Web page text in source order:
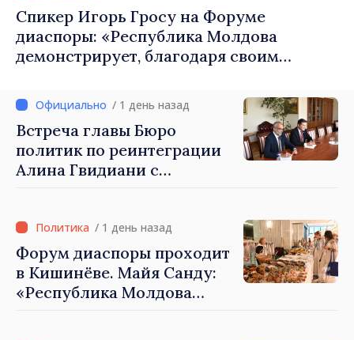
Спикер Игорь Гросу на Форуме
диаспоры: «Республика Молдова
демонстрирует, благодаря своим
заслуживает стать частью большой
европейской семьи»
/ 1 день назад
Встреча главы Бюро
политик по реинтеграции
Алина Гвидиани с
Красного Креста в
Молдове
/ 1 день назад
Форум диаспоры проходит
в Кишинёве. Майя Санду:
«Республика Молдова